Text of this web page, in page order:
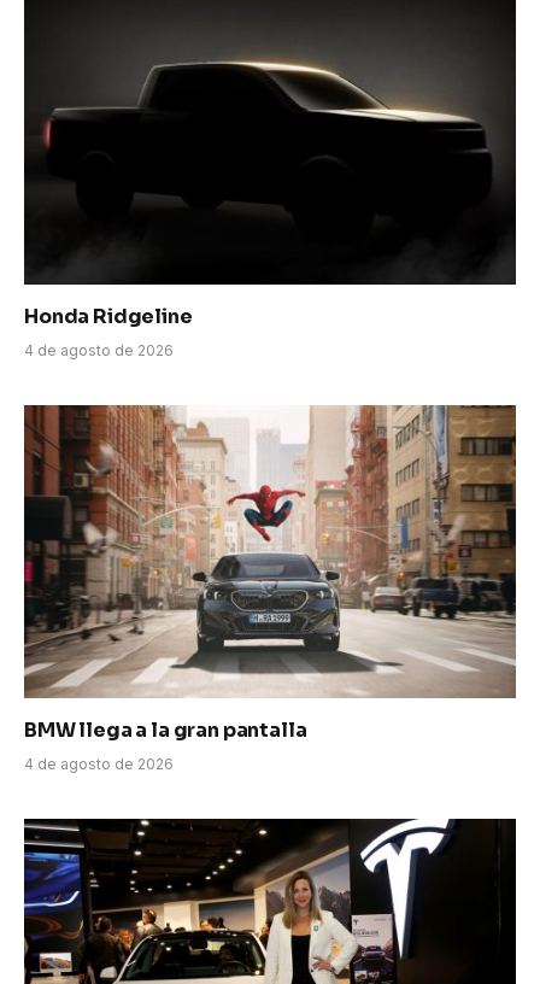
Honda Ridgeline
4 de agosto de 2026
BMW llega a la gran pantalla
4 de agosto de 2026